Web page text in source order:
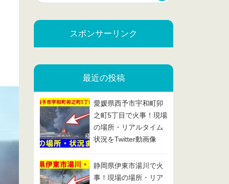
スポンサーリンク
最近の投稿
愛媛県西予市宇和町卯
之町5丁目で火事！現場
の場所・リアルタイム
状況をTwitter動画像
静岡県伊東市湯川で火
事！現場の場所・リア